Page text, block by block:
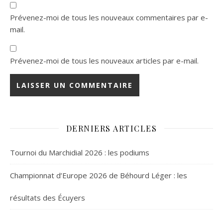
Prévenez-moi de tous les nouveaux commentaires par e-
mail.
Prévenez-moi de tous les nouveaux articles par e-mail.
DERNIERS ARTICLES
Tournoi du Marchidial 2026 : les podiums
Championnat d’Europe 2026 de Béhourd Léger : les
résultats des Écuyers